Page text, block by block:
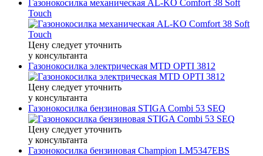
Газонокосилка механическая AL-KO Comfort 38 Soft
Touch
Цену следует уточнить
у консультанта
Газонокосилка электрическая MTD OPTI 3812
Цену следует уточнить
у консультанта
Газонокосилка бензиновая STIGA Combi 53 SEQ
Цену следует уточнить
у консультанта
Газонокосилка бензиновая Champion LM5347EBS